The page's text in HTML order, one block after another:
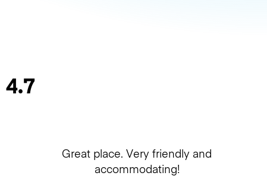
4.7
Great place. Very friendly and
accommodating!